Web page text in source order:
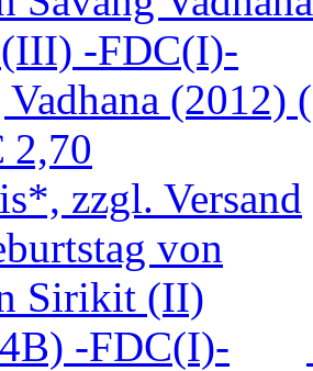
Vadhana
2,70
zzgl. Versand